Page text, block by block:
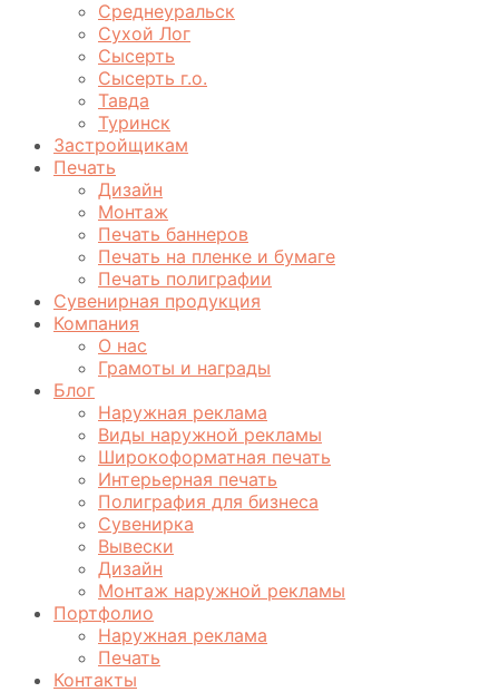
Среднеуральск
Сухой Лог
Сысерть
Сысерть г.о.
Тавда
Туринск
Застройщикам
Печать
Дизайн
Монтаж
Печать баннеров
Печать на пленке и бумаге
Печать полиграфии
Сувенирная продукция
Компания
О нас
Грамоты и награды
Блог
Наружная реклама
Виды наружной рекламы
Широкоформатная печать
Интерьерная печать
Полиграфия для бизнеса
Сувенирка
Вывески
Дизайн
Монтаж наружной рекламы
Портфолио
Наружная реклама
Печать
Контакты